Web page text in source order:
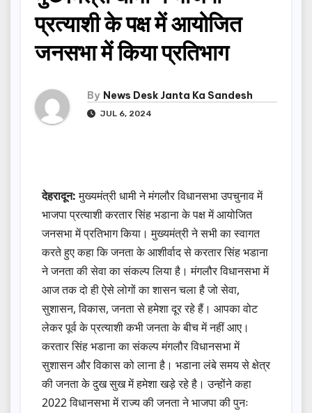
प्रत्याशी के पक्ष में आयोजित
जनसभा में किया प्रतिभाग
By News Desk Janta Ka Sandesh
JUL 6, 2024
देहरादून:मुख्यमंत्री धामी ने मंगलौर विधानसभा उपचुनाव में
भाजपा प्रत्याशी करतार सिंह भडाना के पक्ष में आयोजित
जनसभा में प्रतिभाग किया। मुख्यमंत्री ने सभी का स्वागत
करते हुए कहा कि जनता के आशीर्वाद से करतार सिंह भडाना
ने जनता की सेवा का संकल्प लिया है। मंगलौर विधानसभा में
आज तक दो ही ऐसे लोगों का शासन चला है जो सेवा,
सुशासन, विकास, जनता से हमेशा दूर रहे हैं। आपका वोट
लेकर पूर्व के प्रत्याशी कभी जनता के बीच में नहीं आए।
करतार सिंह भडाना का संकल्प मंगलौर विधानसभा में
सुशासन और विकास को लाना है। भडाना लंबे समय से क्षेत्र
की जनता के दुख सुख में हमेशा खड़े रहे है। उन्होंने कहा
2022 विधानसभा में राज्य की जनता ने भाजपा की पुनः